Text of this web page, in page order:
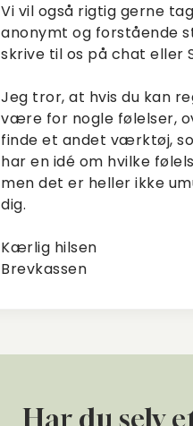
Vi vil også rigtig gerne
anonymt og forstående
skrive til os på chat eller
Jeg tror, at hvis du kan
være for nogle følelser,
finde et andet værktøj,
har en idé om hvilke
men det er heller ikke
dig.
Kærlig hilsen
Brevkassen
Har du selv